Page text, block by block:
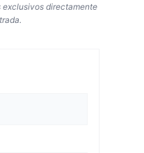
directamente